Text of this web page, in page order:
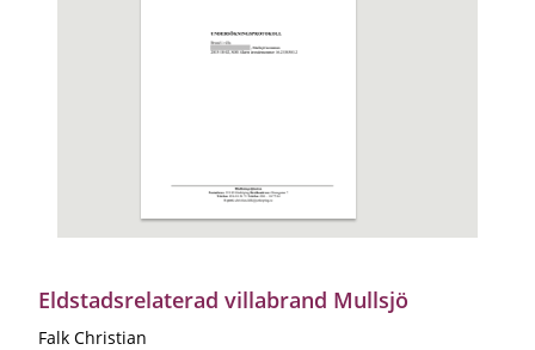
Eldstadsrelaterad villabrand Mullsjö
Falk Christian